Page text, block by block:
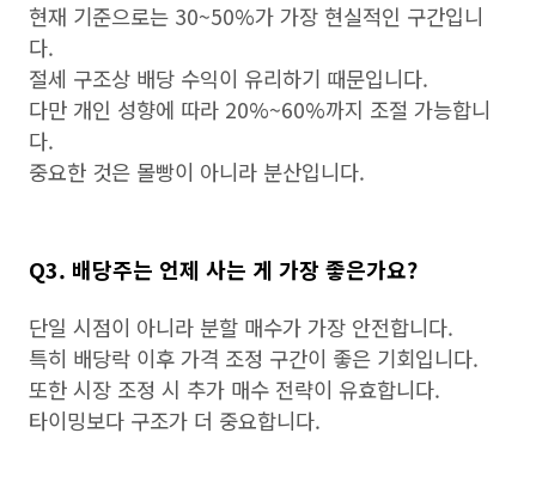
현재 기준으로는 30~50%가 가장 현실적인 구간입니
다.
절세 구조상 배당 수익이 유리하기 때문입니다.
다만 개인 성향에 따라 20%~60%까지 조절 가능합니
다.
중요한 것은 몰빵이 아니라 분산입니다.
Q3. 배당주는 언제 사는 게 가장 좋은가요?
단일 시점이 아니라 분할 매수가 가장 안전합니다.
특히 배당락 이후 가격 조정 구간이 좋은 기회입니다.
또한 시장 조정 시 추가 매수 전략이 유효합니다.
타이밍보다 구조가 더 중요합니다.